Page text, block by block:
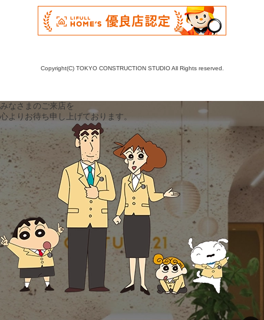
Copyright(C) TOKYO CONSTRUCTION STUDIO All Rights reserved.
みなさまのご来店を
心よりお待ち申し上げております。